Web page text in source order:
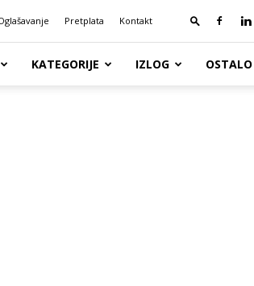
Pretplata Kontakt
KATEGORIJE IZLOG OSTALO